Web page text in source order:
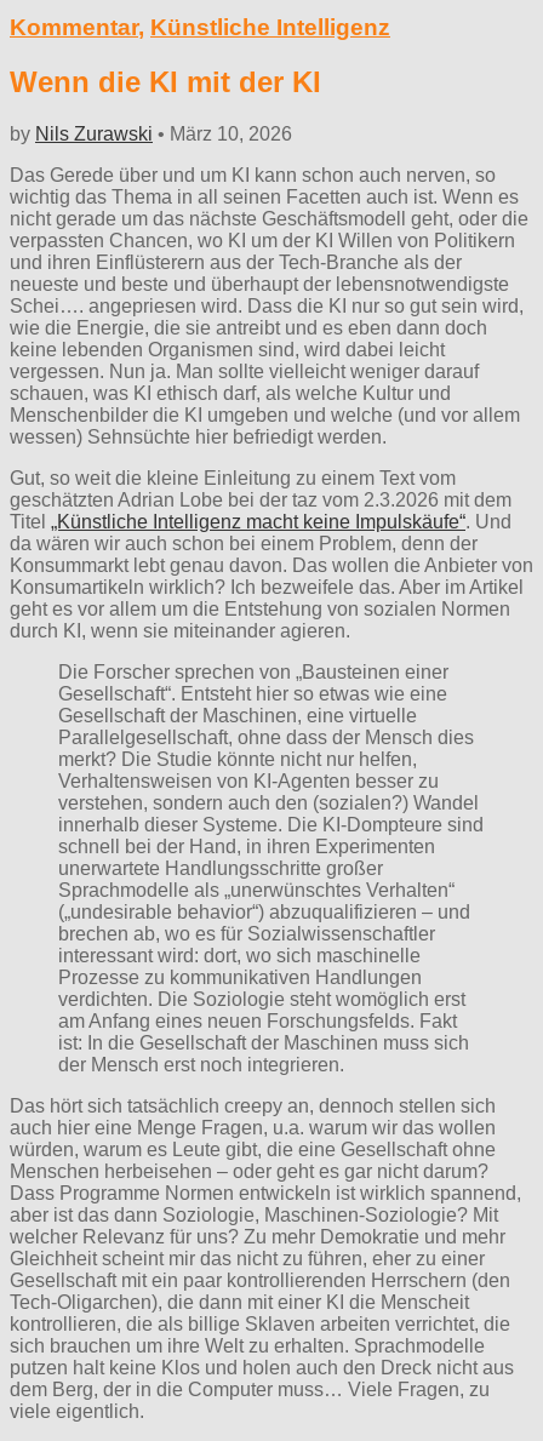
Kommentar, Künstliche Intelligenz
Wenn die KI mit der KI
by Nils Zurawski • März 10, 2026
Das Gerede über und um KI kann schon auch nerven, so
wichtig das Thema in all seinen Facetten auch ist. Wenn es
nicht gerade um das nächste Geschäftsmodell geht, oder die
verpassten Chancen, wo KI um der KI Willen von Politikern
und ihren Einflüsterern aus der Tech-Branche als der
neueste und beste und überhaupt der lebensnotwendigste
Schei…. angepriesen wird. Dass die KI nur so gut sein wird,
wie die Energie, die sie antreibt und es eben dann doch
keine lebenden Organismen sind, wird dabei leicht
vergessen. Nun ja. Man sollte vielleicht weniger darauf
schauen, was KI ethisch darf, als welche Kultur und
Menschenbilder die KI umgeben und welche (und vor allem
wessen) Sehnsüchte hier befriedigt werden.
Gut, so weit die kleine Einleitung zu einem Text vom
geschätzten Adrian Lobe bei der taz vom 2.3.2026 mit dem
Titel „Künstliche Intelligenz macht keine Impulskäufe“. Und
da wären wir auch schon bei einem Problem, denn der
Konsummarkt lebt genau davon. Das wollen die Anbieter von
Konsumartikeln wirklich? Ich bezweifele das. Aber im Artikel
geht es vor allem um die Entstehung von sozialen Normen
durch KI, wenn sie miteinander agieren.
Die Forscher sprechen von „Bausteinen einer
Gesellschaft“. Entsteht hier so etwas wie eine
Gesellschaft der Maschinen, eine virtuelle
Parallelgesellschaft, ohne dass der Mensch dies
merkt? Die Studie könnte nicht nur helfen,
Verhaltensweisen von KI-Agenten besser zu
verstehen, sondern auch den (sozialen?) Wandel
innerhalb dieser Systeme. Die KI-Dompteure sind
schnell bei der Hand, in ihren Experimenten
unerwartete Handlungsschritte großer
Sprachmodelle als „unerwünschtes Verhalten“
(„undesirable behavior“) abzuqualifizieren – und
brechen ab, wo es für Sozialwissenschaftler
interessant wird: dort, wo sich maschinelle
Prozesse zu kommunikativen Handlungen
verdichten. Die Soziologie steht womöglich erst
am Anfang eines neuen Forschungsfelds. Fakt
ist: In die Gesellschaft der Maschinen muss sich
der Mensch erst noch integrieren.
Das hört sich tatsächlich creepy an, dennoch stellen sich
auch hier eine Menge Fragen, u.a. warum wir das wollen
würden, warum es Leute gibt, die eine Gesellschaft ohne
Menschen herbeisehen – oder geht es gar nicht darum?
Dass Programme Normen entwickeln ist wirklich spannend,
aber ist das dann Soziologie, Maschinen-Soziologie? Mit
welcher Relevanz für uns? Zu mehr Demokratie und mehr
Gleichheit scheint mir das nicht zu führen, eher zu einer
Gesellschaft mit ein paar kontrollierenden Herrschern (den
Tech-Oligarchen), die dann mit einer KI die Menscheit
kontrollieren, die als billige Sklaven arbeiten verrichtet, die
sich brauchen um ihre Welt zu erhalten. Sprachmodelle
putzen halt keine Klos und holen auch den Dreck nicht aus
dem Berg, der in die Computer muss… Viele Fragen, zu
viele eigentlich.